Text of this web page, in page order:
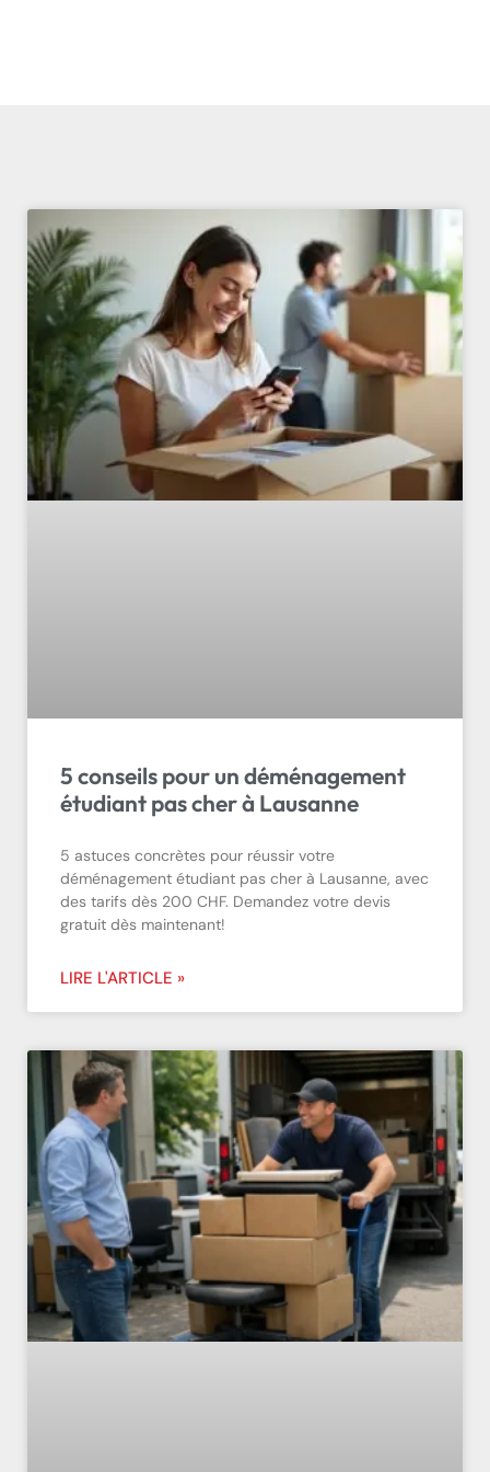
5 conseils pour un déménagement
étudiant pas cher à Lausanne
5 astuces concrètes pour réussir votre
déménagement étudiant pas cher à Lausanne, avec
des tarifs dès 200 CHF. Demandez votre devis
gratuit dès maintenant!
LIRE L'ARTICLE »